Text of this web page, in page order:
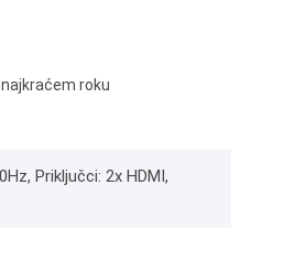
roku
Priključci: 2x HDMI,